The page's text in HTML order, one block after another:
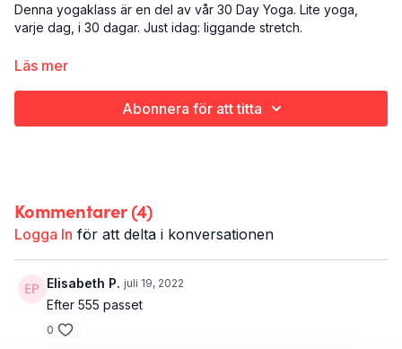
Denna yogaklass är en del av vår 30 Day Yoga. Lite yoga,
varje dag, i 30 dagar. Just idag: liggande stretch.
Det här är dag 26:
Läs mer
Abonnera för att titta
Kommentarer (4)
Logga In för att delta i konversationen
Elisabeth P. juli 19, 2022
Efter 555 passet
0